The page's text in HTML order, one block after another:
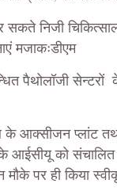
निजी
मजाकःडीएम
पैथोलॉजी सेन्टरों
के आक्सीजन प्लांट
आईसीयू को
पर ही किया